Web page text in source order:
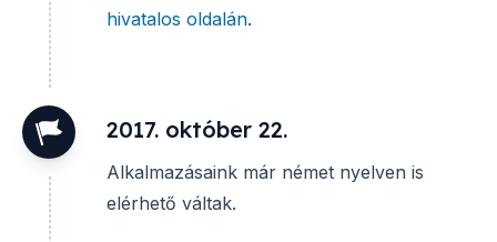
hivatalos oldalán.
2017. október 22.
Alkalmazásaink már német nyelven is
elérhető váltak.